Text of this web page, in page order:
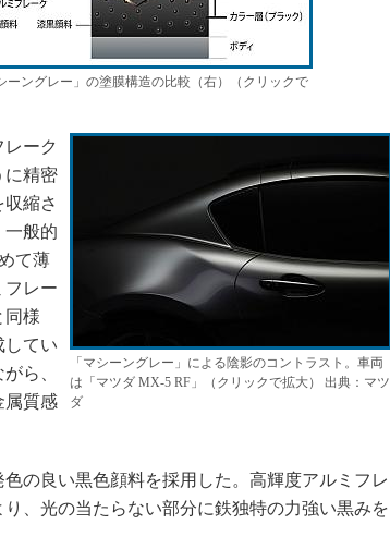
ングレー」の塗膜構造の比較（右）（クリックで
「マシーングレー」による陰影のコントラスト。車両
は「マツダ MX-5 RF」（クリックで拡大） 出典：マツ
ダ
ーク
に精密
縮さ
一般的
て薄
フレー
同様
してい
ら、
属質感
の良い黒色顔料を採用した。高輝度アルミフレ
、光の当たらない部分に鉄独特の力強い黒みを